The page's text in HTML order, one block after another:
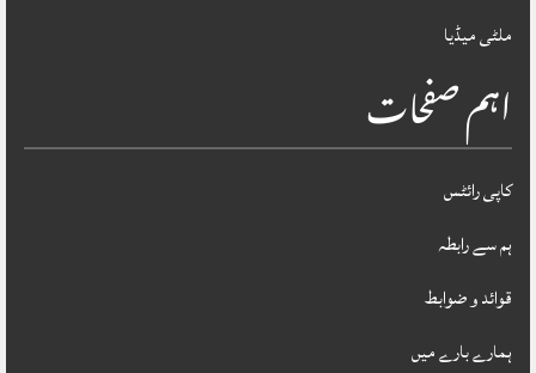
ملٹی میڈیا
اہم صفحات
کاپی رائٹس
ہم سے رابطہ
قوائد و ضوابط
ہمارے بارے میں